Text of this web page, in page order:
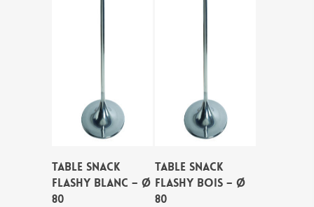
TABLE SNACK
FLASHY BLANC – Ø
80
TABLE SNACK
FLASHY BOIS – Ø
80